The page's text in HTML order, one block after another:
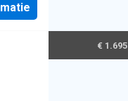
€ 1.695